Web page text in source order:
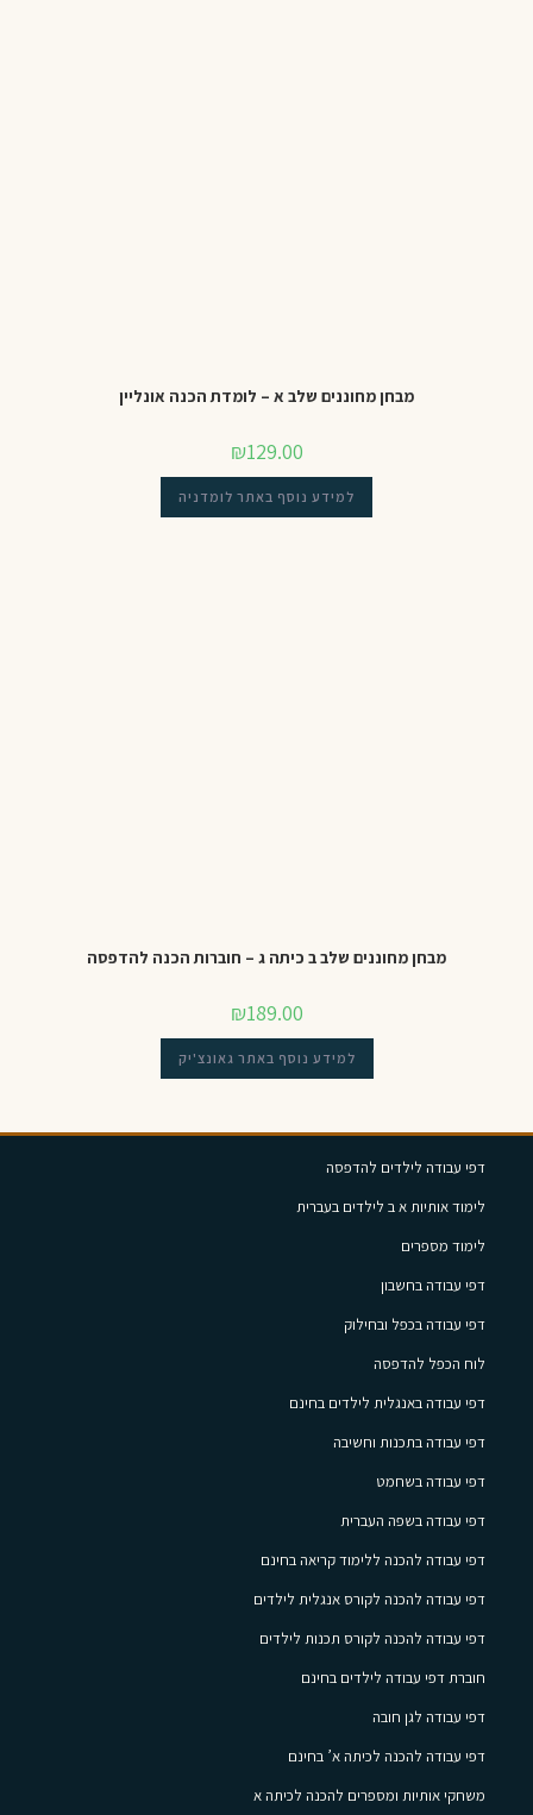
מבחן מחוננים שלב א – לומדת הכנה אונליין
₪129.00
למידע נוסף באתר לומדניה
מבחן מחוננים שלב ב כיתה ג – חוברות הכנה להדפסה
₪189.00
למידע נוסף באתר גאונצ'יק
דפי עבודה לילדים להדפסה
לימוד אותיות א ב לילדים בעברית
לימוד מספרים
דפי עבודה בחשבון
דפי עבודה בכפל ובחילוק
לוח הכפל להדפסה
דפי עבודה באנגלית לילדים בחינם
דפי עבודה בתכנות וחשיבה
דפי עבודה בשחמט
דפי עבודה בשפה העברית
דפי עבודה להכנה ללימוד קריאה בחינם
דפי עבודה להכנה לקורס אנגלית לילדים
דפי עבודה להכנה לקורס תכנות לילדים
חוברת דפי עבודה לילדים בחינם
דפי עבודה לגן חובה
דפי עבודה להכנה לכיתה א’ בחינם
משחקי אותיות ומספרים להכנה לכיתה א